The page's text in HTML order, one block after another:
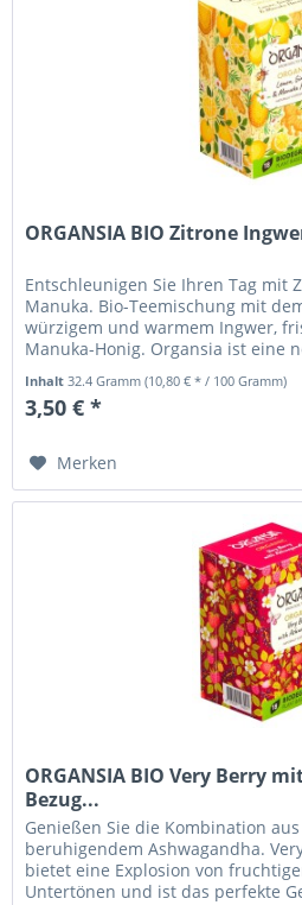
ORGANSIA BIO Zitrone
Entschleunigen Sie Ihren Tag mit
Manuka. Bio-Teemischung mit
würzigem und warmem Ingwer,
Manuka-Honig. Organsia ist eine
Inhalt32.4 Gramm(10,80 € * / 100 Gramm)
3,50 € *
Merken
ORGANSIA BIO Very Berry
Bezug...
Genießen Sie die Kombination
beruhigendem Ashwagandha.
bietet eine Explosion von
Untertönen und ist das perfekte